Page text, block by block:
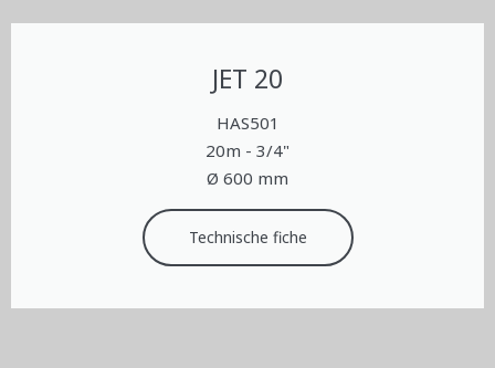
JET 20
HAS501
20m - 3/4"
Ø 600 mm
Technische fiche